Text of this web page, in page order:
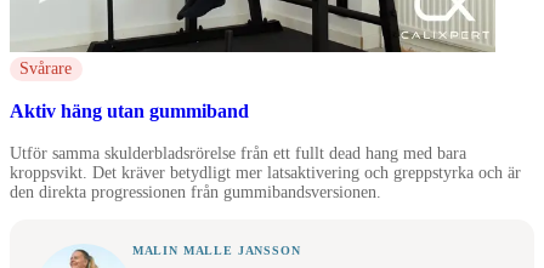
Svårare
Aktiv häng utan gummiband
Utför samma skulderbladsrörelse från ett fullt dead hang med bara
kroppsvikt. Det kräver betydligt mer latsaktivering och greppstyrka och är
den direkta progressionen från gummibandsversionen.
MALIN MALLE JANSSON